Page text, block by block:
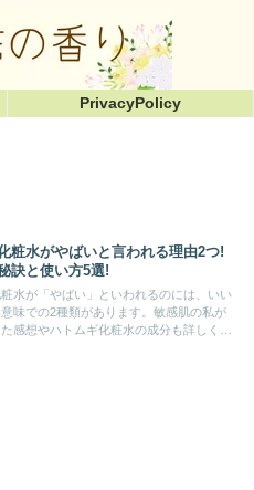
PrivacyPolicy
粧水がやばいと言われる理由2つ!
訣と使い方5選!
水が「やばい」といわれるのには、いい
味での2種類があります。敏感肌の私が
感想やハトムギ化粧水の成分も詳しく解